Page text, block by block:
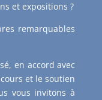
et expositions ?
remarquables
en accord avec
et le soutien
vous invitons à